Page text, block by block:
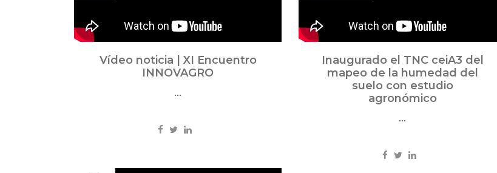
Vídeo noticia | XI Encuentro
INNOVAGRO
...
Inaugurado el TNC ceiA3 del
mapeo de la humedad del
suelo con estudio
agronómico
...